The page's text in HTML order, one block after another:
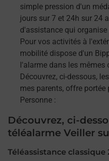
simple pression d'un
jours sur 7 et 24h sur 24
d'assistance qui
Pour vos activités à
mobilité dispose d'un
l'alarme dans les
Découvrez, ci-dessous,
mes parents, offre portée
Personne :
Découvrez, ci-
téléalarme Veiller
Téléassistance classique